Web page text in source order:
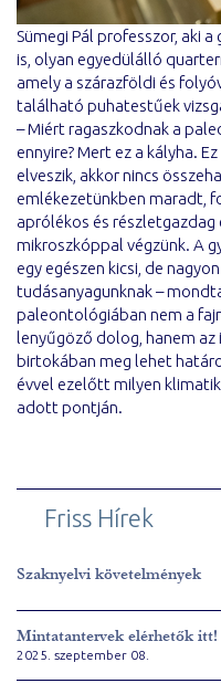
Sümegi Pál professzor, aki
is, olyan egyedülálló
amely a szárazföldi és
található puhatestűek
– Miért ragaszkodnak a
ennyire? Mert ez a kályha.
elveszik, akkor nincs
emlékezetünkben maradt,
aprólékos és
mikroszkóppal végzünk. A
egy egészen kicsi, de
tudásanyagunknak –
paleontológiában nem a
lenyűgöző dolog, hanem az
birtokában meg lehet
évvel ezelőtt milyen
adott pontján.
Friss Hírek
Szaknyelvi követelmények
Mintatantervek elérhetők itt!
2025. szeptember 08.